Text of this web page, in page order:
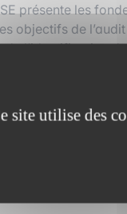
présente les
objectifs de
de l’identification
en illustrant
site utilise des